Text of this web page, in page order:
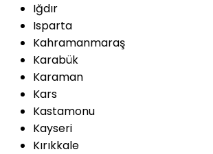
Iğdır
Isparta
Kahramanmaraş
Karabük
Karaman
Kars
Kastamonu
Kayseri
Kırıkkale